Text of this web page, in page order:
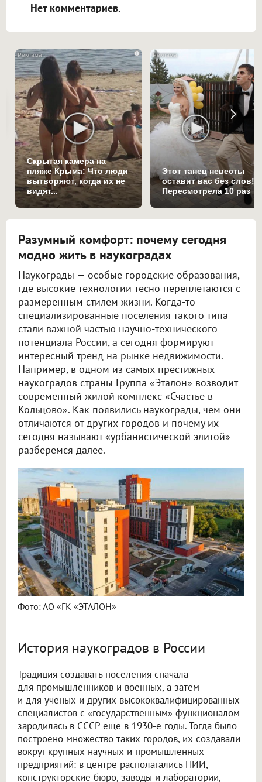
Нет комментариев.
i
Скрытая камера на
пляже Крыма: Что люди
вытворяют, когда их не
видят...
Этот танец невесты
оставит вас без слов!
Пересмотрела 10 раз
Разумный комфорт: почему сегодня
модно жить в наукоградах
Наукограды — особые городские образования,
где высокие технологии тесно переплетаются с
размеренным стилем жизни. Когда-то
специализированные поселения такого типа
стали важной частью научно-технического
потенциала России, а сегодня формируют
интересный тренд на рынке недвижимости.
Например, в одном из самых престижных
наукоградов страны Группа «Эталон» возводит
современный жилой комплекс «Счастье в
Кольцово». Как появились наукограды, чем они
отличаются от других городов и почему их
сегодня называют «урбанистической элитой» —
разберемся далее.
Фото: АО «ГК «ЭТАЛОН»
История наукоградов в России
Традиция создавать поселения сначала
для промышленников и военных, а затем
и для ученых и других высококвалифицированных
специалистов с «государственным» функционалом
зародилась в СССР еще в 1930-е годы. Тогда было
построено множество таких городов, их создавали
вокруг крупных научных и промышленных
предприятий: в центре располагались НИИ,
конструкторские бюро, заводы и лаборатории,